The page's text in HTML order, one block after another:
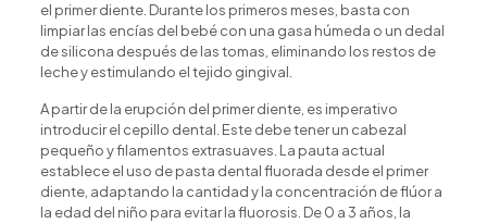
el primer diente. Durante los primeros meses, basta con
limpiar las encías del bebé con una gasa húmeda o un dedal
de silicona después de las tomas, eliminando los restos de
leche y estimulando el tejido gingival.
A partir de la erupción del primer diente, es imperativo
introducir el cepillo dental. Este debe tener un cabezal
pequeño y filamentos extrasuaves. La pauta actual
establece el uso de pasta dental fluorada desde el primer
diente, adaptando la cantidad y la concentración de flúor a
la edad del niño para evitar la fluorosis. De 0 a 3 años, la